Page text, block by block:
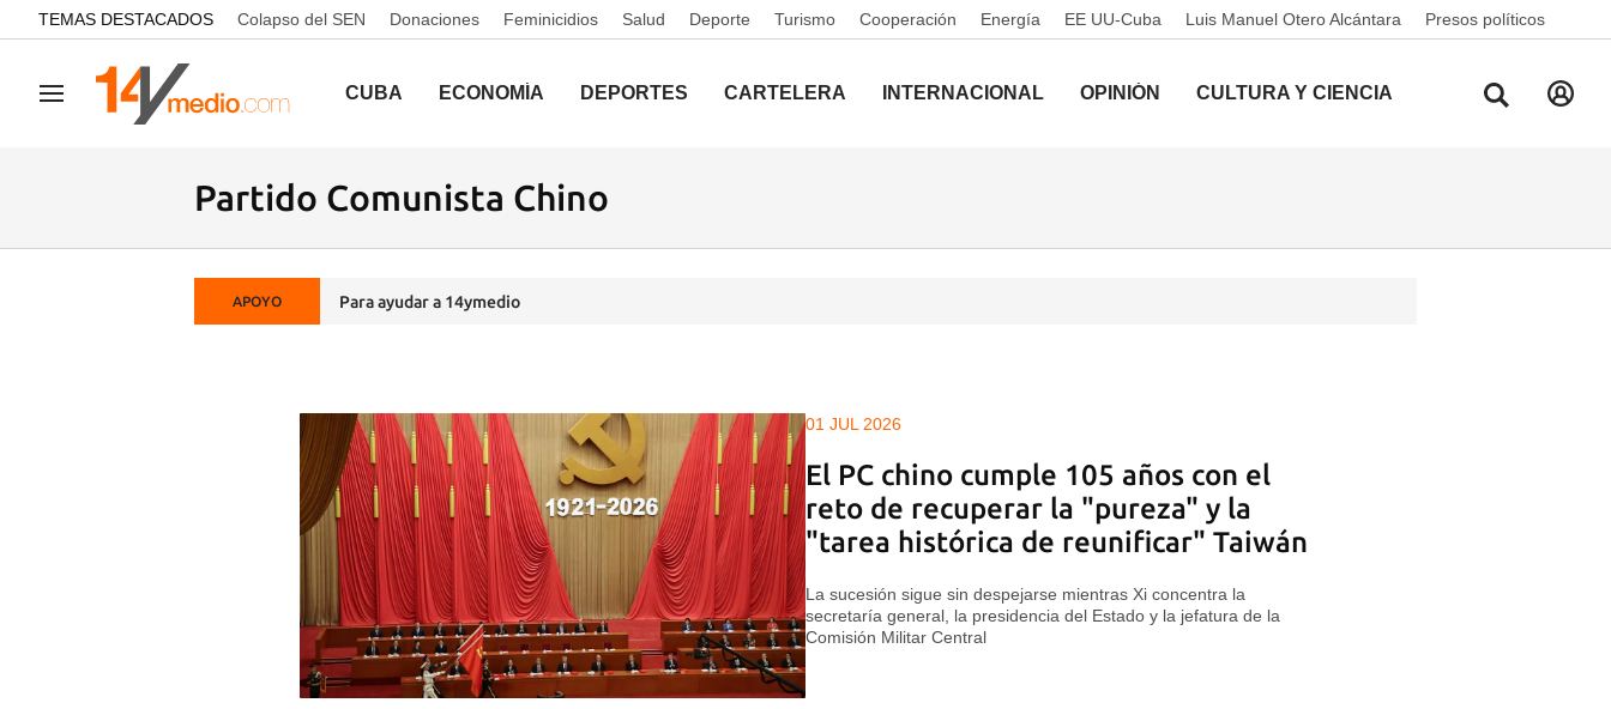
common.go-to-content
TEMAS DESTACADOS Colapso del SEN Donaciones Feminicidios Salud Deporte Turismo Cooperación Energía EE UU-Cuba Luis Manuel Otero Alcántara Presos políticos
Navegación CUBA ECONOMÍA DEPORTES CARTELERA INTERNACIONAL OPINIÓN CULTURA Y CIENCIA
Partido Comunista Chino
APOYO Para ayudar a 14ymedio
01 JUL 2026
El PC chino cumple 105 años con el
reto de recuperar la "pureza" y la
"tarea histórica de reunificar" Taiwán
La sucesión sigue sin despejarse mientras Xi concentra la
secretaría general, la presidencia del Estado y la jefatura de la
Comisión Militar Central